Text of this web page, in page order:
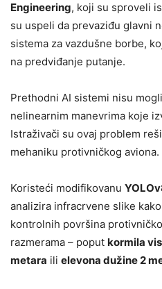
Engineering, koji su sproveli
su uspeli da prevaziđu glavni
sistema za vazdušne borbe,
na predviđanje putanje.
Prethodni AI sistemi nisu
nelinearnim manevrima koje
Istraživači su ovaj problem
mehaniku protivničkog aviona.
Koristeći modifikovanu
analizira infracrvene slike
kontrolnih površina
razmerama – poput kormila
metara ili elevona dužine 2